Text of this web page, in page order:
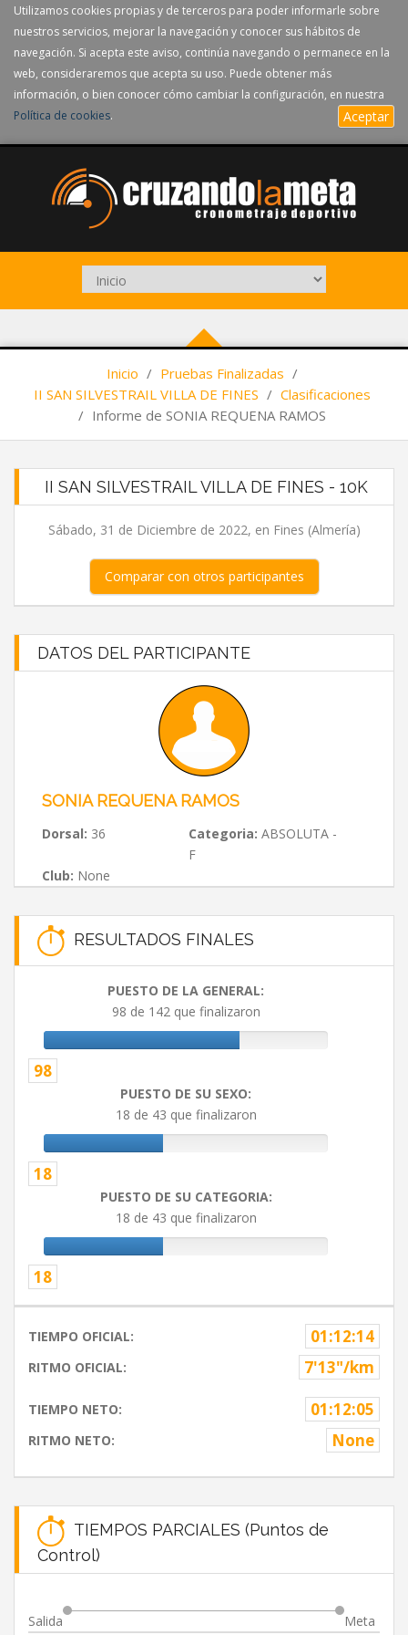
Utilizamos cookies propias y de terceros para poder informarle sobre
nuestros servicios, mejorar la navegación y conocer sus hábitos de
navegación. Si acepta este aviso, continúa navegando o permanece en la
web, consideraremos que acepta su uso. Puede obtener más
información, o bien conocer cómo cambiar la configuración, en nuestra
Política de cookies. Aceptar
Inicio / Pruebas Finalizadas /
II SAN SILVESTRAIL VILLA DE FINES / Clasificaciones
/ Informe de SONIA REQUENA RAMOS
II SAN SILVESTRAIL VILLA DE FINES - 10K
Sábado, 31 de Diciembre de 2022, en Fines (Almería)
Comparar con otros participantes
DATOS DEL PARTICIPANTE
SONIA REQUENA RAMOS
Dorsal: 36 Categoria: ABSOLUTA -
F
Club: None
RESULTADOS FINALES
PUESTO DE LA GENERAL:
98 de 142 que finalizaron
98
PUESTO DE SU SEXO:
18 de 43 que finalizaron
18
PUESTO DE SU CATEGORIA:
18 de 43 que finalizaron
18
TIEMPO OFICIAL: 01:12:14
RITMO OFICIAL: 7'13"/km
TIEMPO NETO: 01:12:05
RITMO NETO: None
TIEMPOS PARCIALES (Puntos de
Control)
Salida Meta